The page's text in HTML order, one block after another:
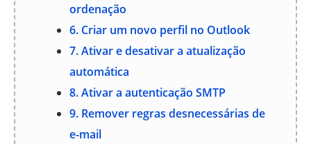
ordenação
6. Criar um novo perfil no Outlook
7. Ativar e desativar a atualização
automática
8. Ativar a autenticação SMTP
9. Remover regras desnecessárias de
e-mail